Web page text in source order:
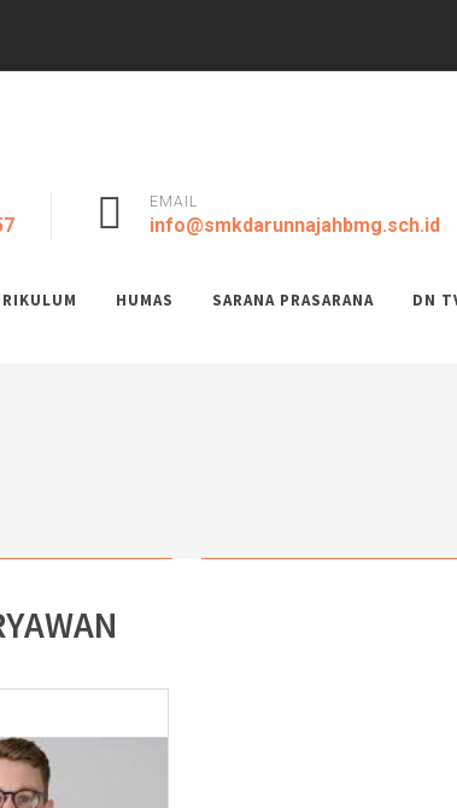
Aksi,...
EMAIL
info@smkdarunnajahbmg.sch.id
HUMAS SARANA PRASARANA DN